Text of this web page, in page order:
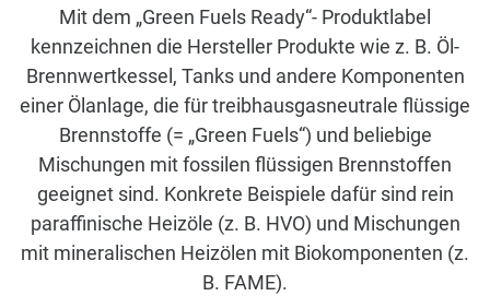
geeignet für alle Heizölqualitäten
einschließlich Heizöl EL A Bio 10**
Betrieb mit treibhausgasreduzierten
flüssigen Energieträgern möglich
Alle Informationen zum Logano plus GB125
Mit dem „Green Fuels Ready“- Produktlabel
kennzeichnen die Hersteller Produkte wie z. B. Öl-
Brennwertkessel, Tanks und andere Komponenten
einer Ölanlage, die für treibhausgasneutrale flüssige
Brennstoffe (= „Green Fuels“) und beliebige
Mischungen mit fossilen flüssigen Brennstoffen
geeignet sind. Konkrete Beispiele dafür sind rein
paraffinische Heizöle (z. B. HVO) und Mischungen
mit mineralischen Heizölen mit Biokomponenten (z.
B. FAME).